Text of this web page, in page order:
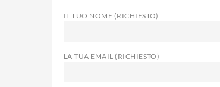
IL TUO NOME (RICHIESTO)
LA TUA EMAIL (RICHIESTO)